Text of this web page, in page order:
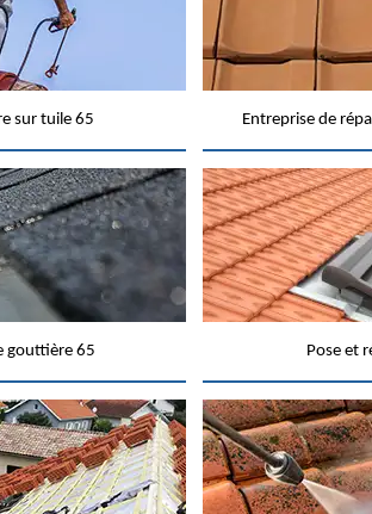
sur tuile 65 Entreprise de
gouttière 65 Pose et